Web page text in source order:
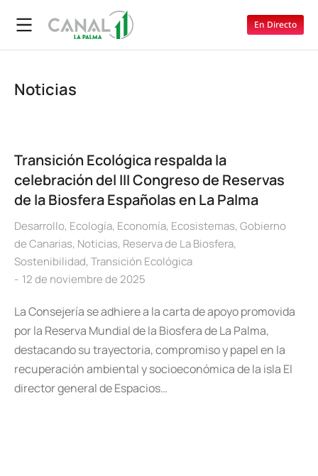
En Directo
Noticias
Transición Ecológica respalda la
celebración del III Congreso de Reservas
de la Biosfera Españolas en La Palma
Desarrollo, Ecología, Economía, Ecosistemas, Gobierno
de Canarias, Noticias, Reserva de La Biosfera,
Sostenibilidad, Transición Ecológica
12 de noviembre de 2025
La Consejería se adhiere a la carta de apoyo promovida
por la Reserva Mundial de la Biosfera de La Palma,
destacando su trayectoria, compromiso y papel en la
recuperación ambiental y socioeconómica de la isla El
director general de Espacios…